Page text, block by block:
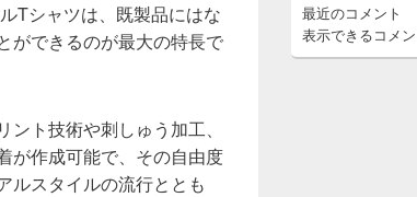
Tシャツは、既製品にはな
ができるのが最大の特長で
ト技術や刺しゅう加工、
が作成可能で、その自由度
ルスタイルの流行ととも
最近のコメント
表示できるコメン